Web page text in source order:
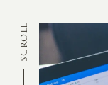
CREATION
SCROLL